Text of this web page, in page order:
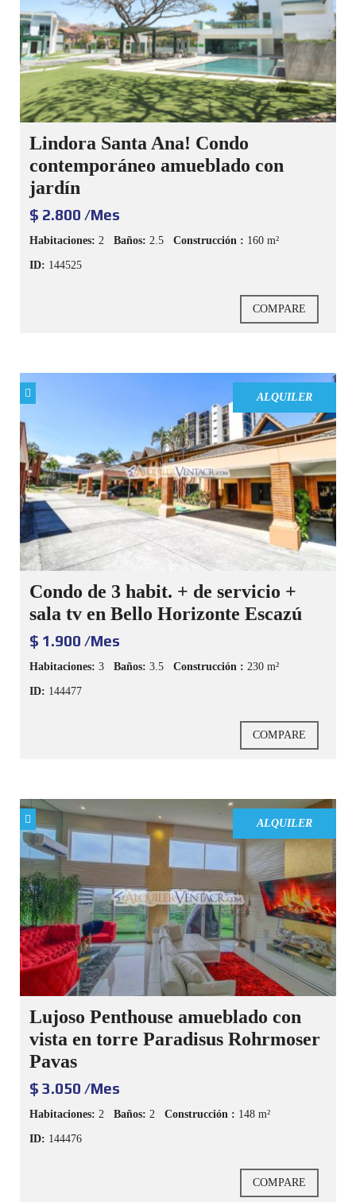
Lindora Santa Ana! Condo
contemporáneo amueblado con
jardín
$ 2.800 /Mes
Habitaciones: 2 Baños: 2.5 Construcción : 160 m²
ID: 144525
ALQUILER
Condo de 3 habit. + de servicio +
sala tv en Bello Horizonte Escazú
$ 1.900 /Mes
Habitaciones: 3 Baños: 3.5 Construcción : 230 m²
ID: 144477
COMPARE
ALQUILER
Lujoso Penthouse amueblado con
vista en torre Paradisus Rohrmoser
Pavas
$ 3.050 /Mes
Habitaciones: 2 Baños: 2 Construcción : 148 m²
ID: 144476
COMPARE
COMPARE